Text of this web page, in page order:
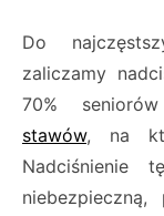
Do
zaliczamy
70%
stawów, na
Nadciśnienie